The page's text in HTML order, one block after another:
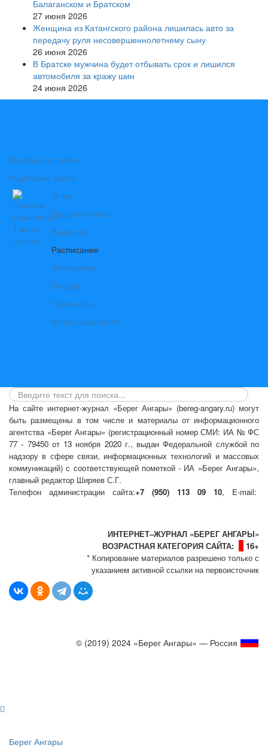
Балаганском и Братском
27 июня 2026
Женщина из Катангского района лишилась авто за
передачу руля несовершеннолетнему сыну
26 июня 2026
В Братске мужчина будет отбывать срок и лишился
автомобиля за кражу шин
24 июня 2026
Реклама на сайте
Аудитория сайта
О нас
Наши контакты
Вакансии
Расписание
Электрички
Поезда
Самолеты
Купить авиабилет
На сайте интернет-журнал «Берег Ангары» (bereg-angary.ru) могут
быть размещены в том числе и материалы от информационного
агентства «Берег Ангары» (регистрационный номер СМИ: ИА № ФС
77 - 79450 от 13 ноября 2020 г., выдан Федеральной службой по
надзору в сфере связи, информационных технологий и массовых
коммуникаций) с соответствующей пометкой - ИА «Берег Ангары»,
главный редактор Ширяев С.Г.
Телефон администрации сайта:+7 (950) 113 09 10, E-mail:
ИНТЕРНЕТ–ЖУРНАЛ «БЕРЕГ АНГАРЫ»
ВОЗРАСТНАЯ КАТЕГОРИЯ САЙТА:
16+
* Копирование материалов разрешено только с
указанием активной ссылки на первоисточник
© (2019) 2024 «Берег Ангары» — Россия
Берег Ангары